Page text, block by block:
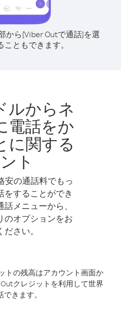
から[Viber Outで通話]を選
ともできます。
ルからネ
電話をか
に関する
ト
安の通話料でもっ
をすることができ
メニューから、
のオプションをお
さい。
トの残高はアカウント画面か
クレジットを利用して世界
きます。